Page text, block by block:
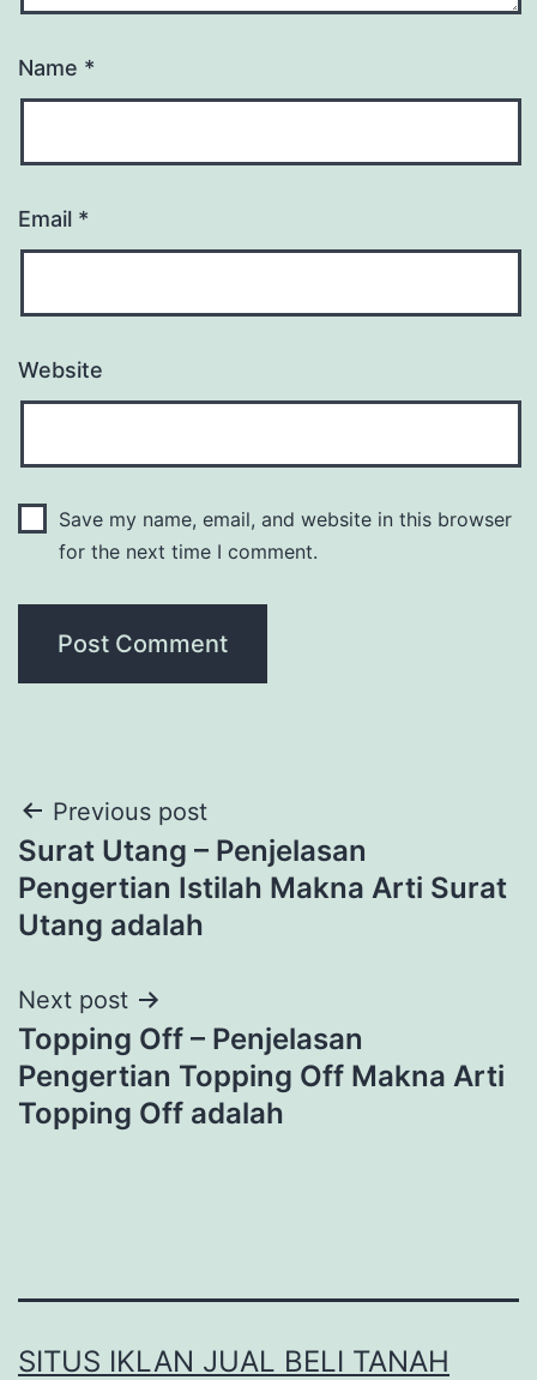
Name *
Email *
Website
Save my name, email, and website in this browser
for the next time I comment.
Post
navigation
Previous post
Surat Utang – Penjelasan
Pengertian Istilah Makna Arti Surat
Utang adalah
Next post
Topping Off – Penjelasan
Pengertian Topping Off Makna Arti
Topping Off adalah
SITUS IKLAN JUAL BELI TANAH